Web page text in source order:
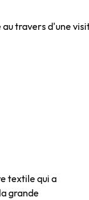
travers d'une
textile qui a
grande